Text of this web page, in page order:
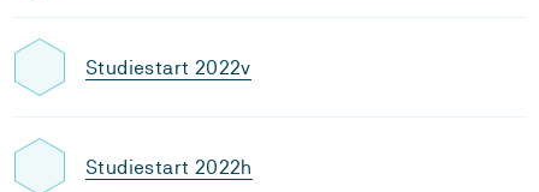
Studiestart 2022v
Studiestart 2022h